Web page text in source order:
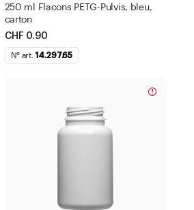
250 ml Flacons PETG-Pulvis, bleu,
carton
CHF 0.90
N° art.14.297.65